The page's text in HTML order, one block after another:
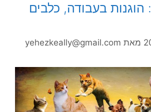
הוגנות בעבודה, כלבים
מאת yehezkeally@gmail.com